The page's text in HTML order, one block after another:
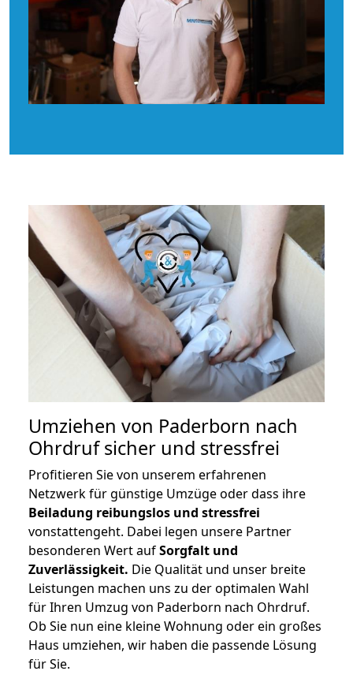
Umziehen von Paderborn nach
Ohrdrufsicher und stressfrei
Profitieren Sie von unserem erfahrenen
Netzwerk für günstige Umzüge oder dass ihre
Beiladung reibungslos und stressfrei
vonstattengeht. Dabei legen unsere Partner
besonderen Wert aufSorgfalt und
Zuverlässigkeit. Die Qualität und unser breite
Leistungen machen uns zu der optimalen Wahl
für Ihren Umzug von Paderborn nach Ohrdruf.
Ob Sie nun eine kleine Wohnung oder ein großes
Haus umziehen, wir haben die passende Lösung
für Sie.